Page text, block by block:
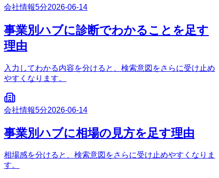
会社情報5分2026-06-14
事業別ハブに診断でわかることを足す
理由
入力してわかる内容を分けると、検索意図をさらに受け止め
やすくなります。
会社情報5分2026-06-14
事業別ハブに相場の見方を足す理由
相場感を分けると、検索意図をさらに受け止めやすくなりま
す。